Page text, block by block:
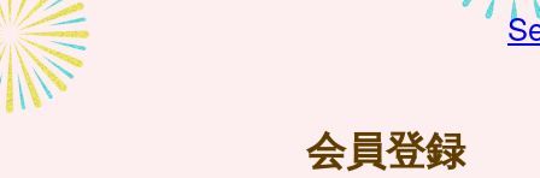
会員登録